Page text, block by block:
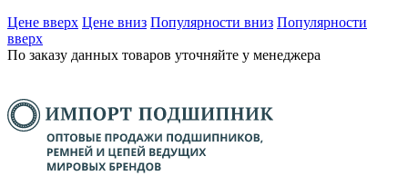
Ценe вверх Ценe вниз Популярности вниз Популярности
вверх
По заказу данных товаров уточняйте у менеджера